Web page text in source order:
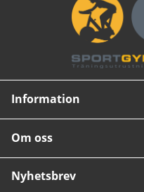
Information
Om oss
Nyhetsbrev